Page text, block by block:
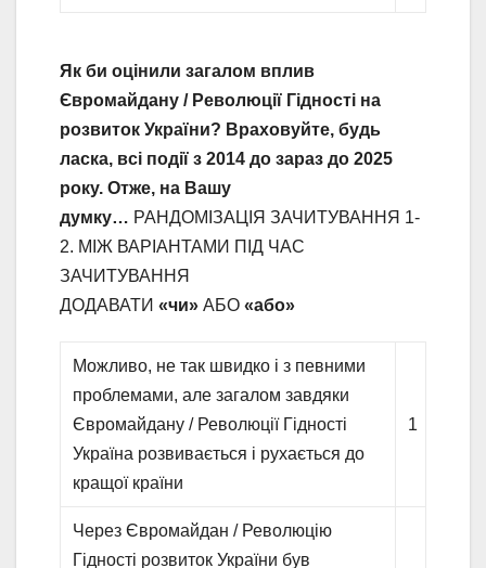
Як би оцінили загалом вплив
Євромайдану / Революції Гідності на
розвиток України? Враховуйте, будь
ласка, всі події з 2014 до зараз до 2025
року. Отже, на Вашу
думку… РАНДОМІЗАЦІЯ ЗАЧИТУВАННЯ 1-
2. МІЖ ВАРІАНТАМИ ПІД ЧАС
ЗАЧИТУВАННЯ
ДОДАВАТИ «чи» АБО «або»
Можливо, не так швидко і з певними
проблемами, але загалом завдяки
Євромайдану / Революції Гідності
Україна розвивається і рухається до
кращої країни
1
Через Євромайдан / Революцію
Гідності розвиток України був